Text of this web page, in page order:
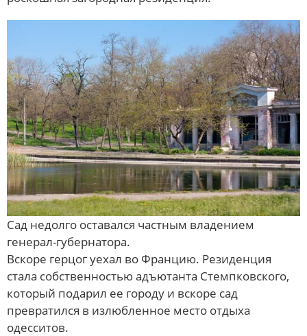
Сад недолго оставался частным владением
генерал-губернатора.
Вскоре герцог уехал во Францию. Резиденция
стала собственностью адъютанта Стемпковского,
который подарил ее городу и вскоре сад
превратился в излюбленное место отдыха
одесситов.